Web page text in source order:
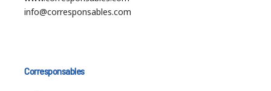
info@corresponsables.com
Corresponsables